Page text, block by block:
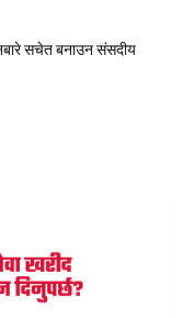
सचेत बनाउन संसदीय